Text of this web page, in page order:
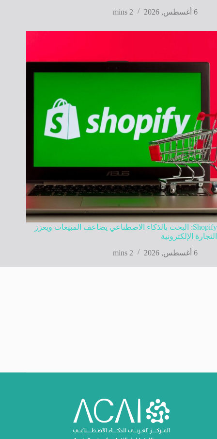
6 أغسطس, 2026
2 mins
Shopify: البحث بالذكاء الاصطناعي يضاعف المبيعات ويعزز
التجارة الإلكترونية
6 أغسطس, 2026
2 mins